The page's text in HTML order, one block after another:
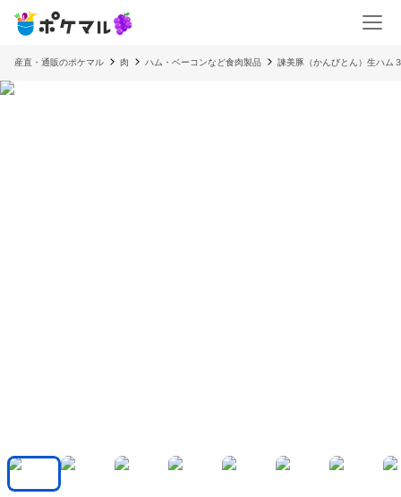
産直・通販のポケマル 肉 ハム・ベーコンなど食肉製品 諫美豚（かんびとん）生ハム